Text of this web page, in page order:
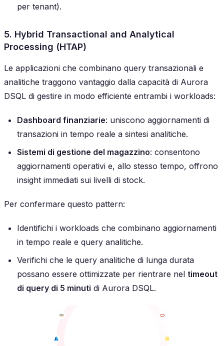
per tenant).
5. Hybrid Transactional and Analytical
Processing (HTAP)
Le applicazioni che combinano query transazionali e
analitiche traggono vantaggio dalla capacità di Aurora
DSQL di gestire in modo efficiente entrambi i workloads:
Dashboard finanziarie: uniscono aggiornamenti di
transazioni in tempo reale a sintesi analitiche.
Sistemi di gestione del magazzino: consentono
aggiornamenti operativi e, allo stesso tempo, offrono
insight immediati sui livelli di stock.
Per confermare questo pattern:
Identifichi i workloads che combinano aggiornamenti
in tempo reale e query analitiche.
Verifichi che le query analitiche di lunga durata
possano essere ottimizzate per rientrare nel timeout
di query di 5 minuti di Aurora DSQL.